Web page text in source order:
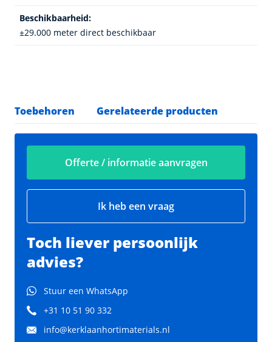
Beschikbaarheid:
±29.000 meter direct beschikbaar
Toebehoren Gerelateerde producten
Offerte / informatie aanvragen
Ik heb een vraag
Toch liever persoonlijk
advies?
Stuur een WhatsApp
+31 10 51 90 332
info@kerklaanhortimaterials.nl